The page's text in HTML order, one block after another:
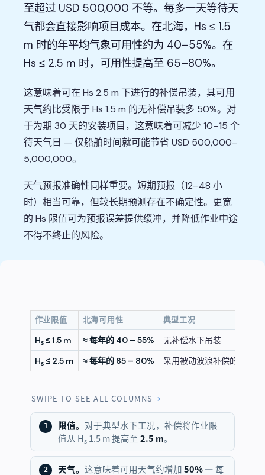
至超过 USD 500,000 不等。每多一天等待天
气都会直接影响项目成本。在北海，Hs ≤ 1.5
m 时的年平均气象可用性约为 40–55%。在
Hs ≤ 2.5 m 时，可用性提高至 65–80%。
这意味着可在 Hs 2.5 m 下进行的补偿吊装，其可用
天气约比受限于 Hs 1.5 m 的无补偿吊装多 50%。对
于为期 30 天的安装项目，这意味着可减少 10–15 个
待天气日 — 仅船舶时间就可能节省 USD 500,000–
5,000,000。
天气预报准确性同样重要。短期预报（12–48 小
时）相当可靠，但较长期预测存在不确定性。更宽
的 Hs 限值可为预报误差提供缓冲，并降低作业中途
不得不终止的风险。
作业限值 北海可用性 典型工况
Hs ≤ 1.5 m ≈ 每年的 40 – 55%
无补偿水下吊装
Hs ≤ 2.5 m ≈ 每年的 65 – 80% 采用被动波浪补偿的同一吊
SWIPE TO SEE ALL COLUMNS→
限值。 对于典型水下工况，补偿将作业限
值从 Hs 1.5 m 提高至2.5 m。
天气。这意味着可用天气约增加50%— 每